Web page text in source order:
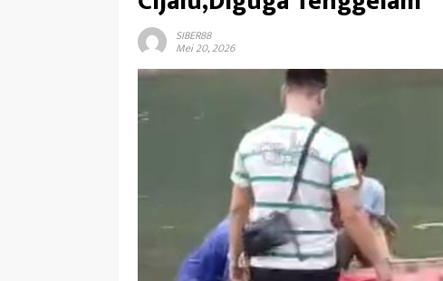
SIBER88
Mei 20, 2026